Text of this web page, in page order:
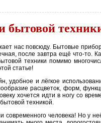
бытовой
нас повсюду. Бытовые
после завтра ещё что-то.
техники помимо
статье!
удобное и лёгкое
расцветок, форм,
хочется идти в ногу со
техникой.
современного человека! Но у